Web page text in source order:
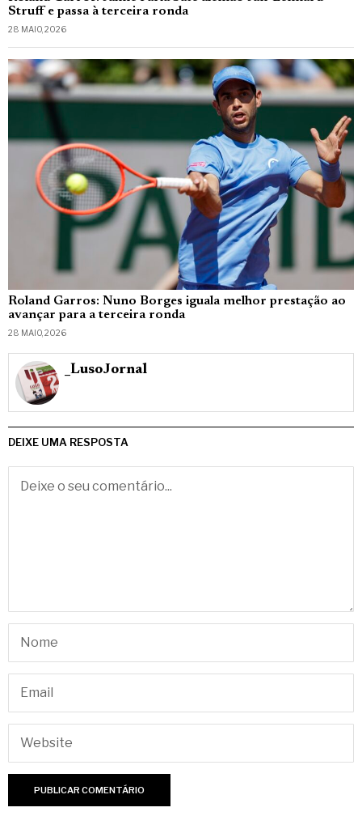
Struff e passa à terceira ronda
28 MAIO, 2026
Roland Garros: Nuno Borges iguala melhor prestação ao
avançar para a terceira ronda
28 MAIO, 2026
_LusoJornal
DEIXE UMA RESPOSTA